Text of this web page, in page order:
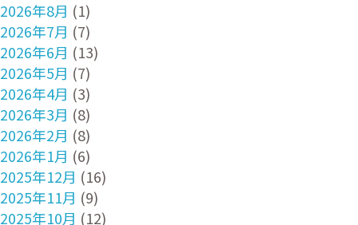
2026年8月 (1)
2026年7月 (7)
2026年6月 (13)
2026年5月 (7)
2026年4月 (3)
2026年3月 (8)
2026年2月 (8)
2026年1月 (6)
2025年12月 (16)
2025年11月 (9)
2025年10月 (12)